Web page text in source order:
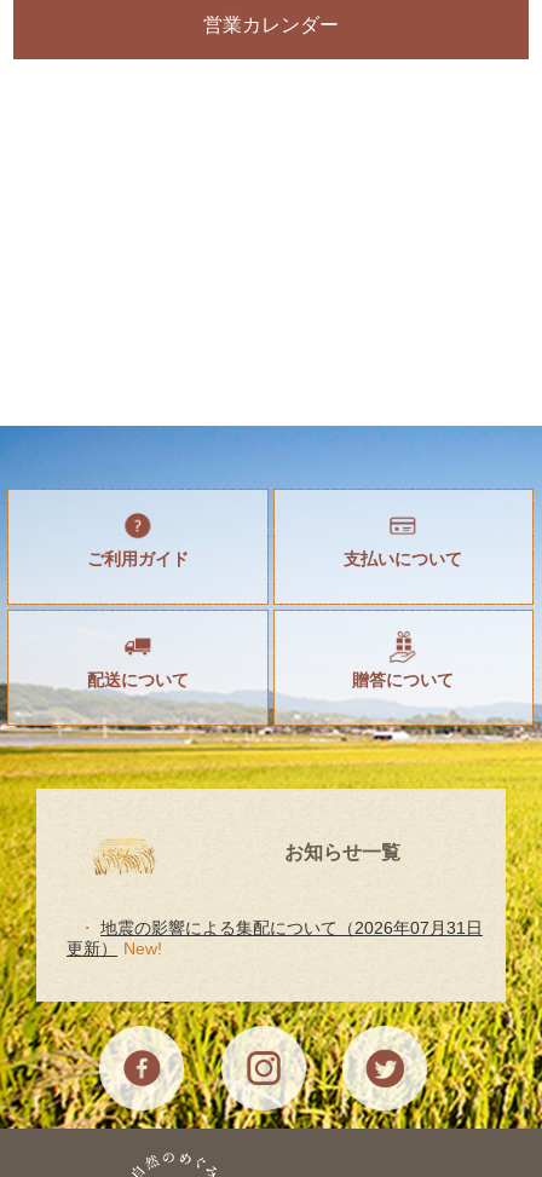
営業カレンダー
ご利用ガイド 支払いについて
配送について 贈答について
お知らせ一覧
地震の影響による集配について（2026年07月31日
更新）
New!